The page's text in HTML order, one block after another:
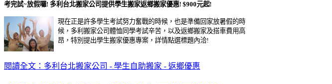
考完試~放假囉! 多利 台北搬家公司 提供學生搬家返鄉搬家優惠! $900元起!
現在正是許多學生考試努力奮戰的時候，也是準備回家放暑假的時
候，多利搬家公司體恤同學考試辛苦，以及返鄉搬家及搭車費用高
昂，特別提出學生搬家優惠專案，詳情點選標題內洽!
閱讀全文：多利台北搬家公司 - 學生自助搬家 - 返鄉優惠